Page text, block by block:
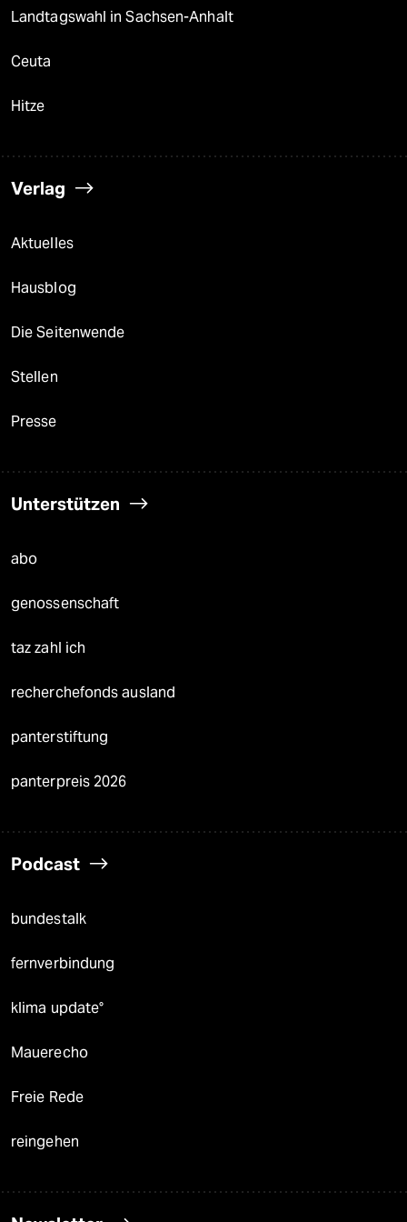
Landtagswahl in Sachsen-Anhalt
Ceuta
Hitze
Verlag
Aktuelles
Hausblog
Die Seitenwende
Stellen
Presse
Unterstützen
abo
genossenschaft
taz zahl ich
recherchefonds ausland
panterstiftung
panterpreis 2026
Podcast
bundestalk
fernverbindung
klima update°
Mauerecho
Freie Rede
reingehen